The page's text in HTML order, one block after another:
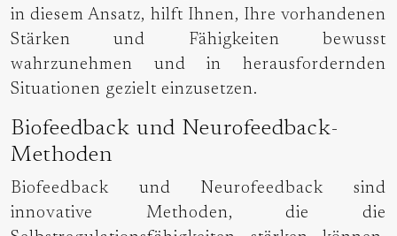
in diesem Ansatz, hilft Ihnen, Ihre vorhandenen
Stärken und Fähigkeiten bewusst
wahrzunehmen und in herausfordernden
Situationen gezielt einzusetzen.
Biofeedback und Neurofeedback-
Methoden
Biofeedback und Neurofeedback sind
innovative Methoden, die die